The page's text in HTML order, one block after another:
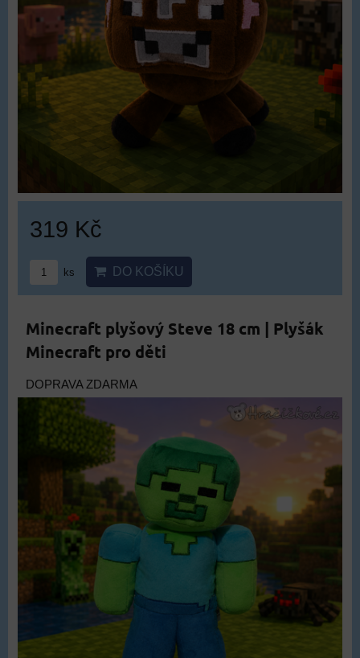
319 Kč
ks DO KOŠÍKU
Minecraft plyšový Steve 18 cm | Plyšák
Minecraft pro děti
DOPRAVA ZDARMA